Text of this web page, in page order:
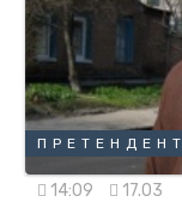
ПРЕТЕНДЕНТ
14:09 17.03